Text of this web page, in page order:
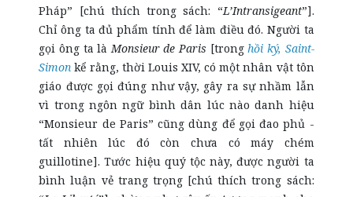
Pháp” [chú thích trong sách: “L’Intransigeant”].
Chỉ ông ta đủ phẩm tính để làm điều đó. Người ta
gọi ông ta làMonsieur de Paris [tronghồi ký, Saint-
Simon kể rằng, thời Louis XIV, có một nhân vật tôn
giáo được gọi đúng như vậy, gây ra sự nhầm lẫn
vì trong ngôn ngữ bình dân lúc nào danh hiệu
“Monsieur de Paris” cũng dùng để gọi đao phủ -
tất nhiên lúc đó còn chưa có máy chém
guillotine]. Tước hiệu quý tộc này, được người ta
bình luận vẻ trang trọng [chú thích trong sách: